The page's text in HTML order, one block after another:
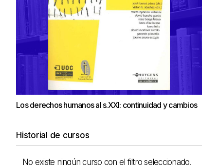
Los derechos humanos al s.XXI: continuidad y cambios
Historial de cursos
No existe ningún curso con el filtro seleccionado.